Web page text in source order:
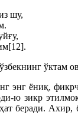
шу,
ўктам
энг ёниқ,
ю зикр
беради.